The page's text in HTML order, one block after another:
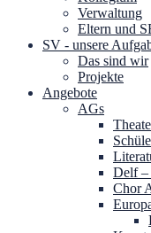
Verwaltung
Eltern und
SV - unsere
Das sind wir
Projekte
Angebote
AGs
Delf –
Chor